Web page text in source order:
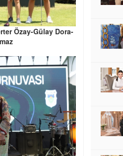
Özay-Gülay Dora-